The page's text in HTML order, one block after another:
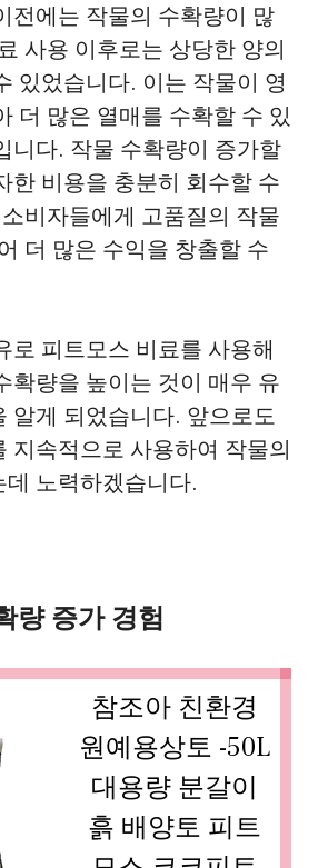
전에는 작물의 수확량이 많
사용 이후로는 상당한 양의
있었습니다. 이는 작물이 영
더 많은 열매를 수확할 수 있
니다. 작물 수확량이 증가할
한 비용을 충분히 회수할 수
비자들에게 고품질의 작물
더 많은 수익을 창출할 수
로 피트모스 비료를 사용해
확량을 높이는 것이 매우 유
알게 되었습니다. 앞으로도
지속적으로 사용하여 작물의
노력하겠습니다.
량 증가 경험
참조아 친환경
원예용상토 -50L
대용량 분갈이
흙 배양토 피트